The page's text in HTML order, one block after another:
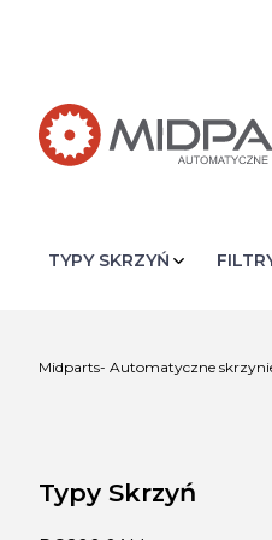
Midparts- Automatyczne
Typy Skrzyń